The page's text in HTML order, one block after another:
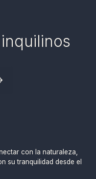
con la naturaleza,
su tranquilidad desde el